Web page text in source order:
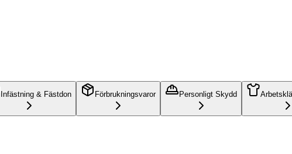
Infästning & Fästdon Förbrukningsvaror Personligt Skydd